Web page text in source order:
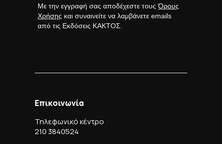
Με την εγγραφή σας αποδέχεστε τουςΌρους
Χρήσης και συναινείτε να λαμβάνετε emails
από τις Εκδόσεις ΚΑΚΤΟΣ.
Επικοινωνία
Τηλεφωνικό κέντρο
210 3840524